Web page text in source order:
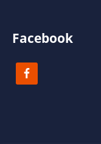
Facebook